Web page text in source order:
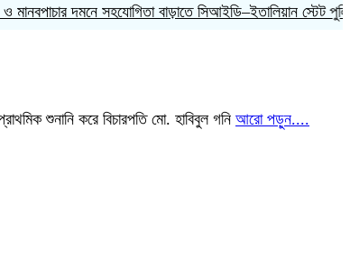
দমনে সহযোগিতা বাড়াতে সিআইডি–ইতালিয়ান স্টেট পুলিশের
শুনানি করে বিচারপতি মো. হাবিবুল গনি আরো পড়ুন....